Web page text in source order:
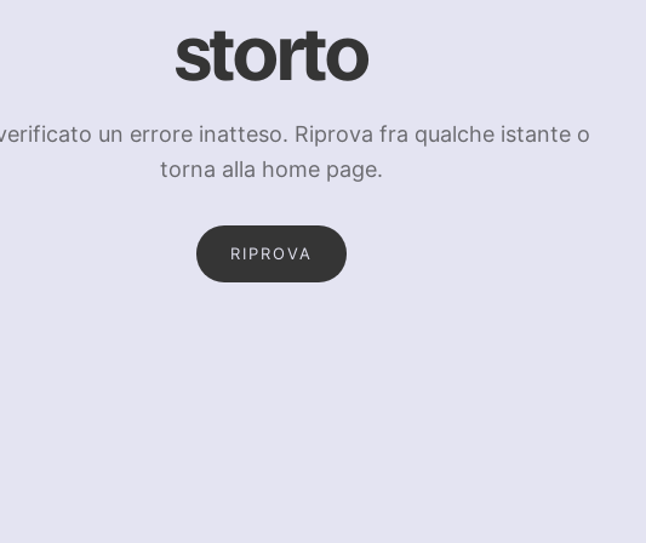
storto
un errore inatteso. Riprova fra qualche istante o
torna alla home page.
RIPROVA